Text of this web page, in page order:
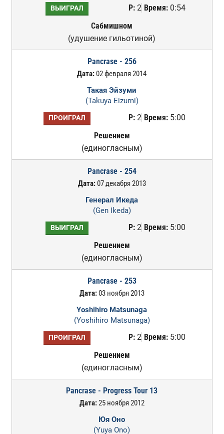
ВЫИГРАЛ Р:2 Время:0:54
Сабмишном
(удушение гильотиной)
Pancrase - 256
Дата:02 февраля 2014
Такая Эйзуми
(Takuya Eizumi)
ПРОИГРАЛ Р:2 Время:5:00
Решением
(единогласным)
Pancrase - 254
Дата:07 декабря 2013
Генерал Икеда
(Gen Ikeda)
ВЫИГРАЛ Р:2 Время:5:00
Решением
(единогласным)
Pancrase - 253
Дата:03 ноября 2013
Yoshihiro Matsunaga
(Yoshihiro Matsunaga)
ПРОИГРАЛ Р:2 Время:5:00
Решением
(единогласным)
Pancrase - Progress Tour 13
Дата:25 ноября 2012
Юя Оно
(Yuya Ono)